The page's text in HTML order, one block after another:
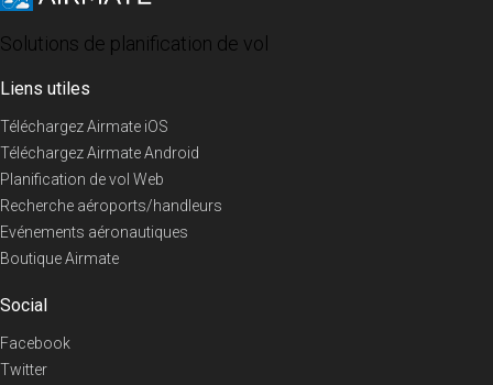
Solutions de planification de vol
Liens utiles
Téléchargez Airmate iOS
Téléchargez Airmate Android
Planification de vol Web
Recherche aéroports/handleurs
Evénements aéronautiques
Boutique Airmate
Social
Facebook
Twitter